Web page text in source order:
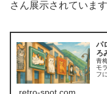
さん展示されていま
パ
ろ
青
モ
フ